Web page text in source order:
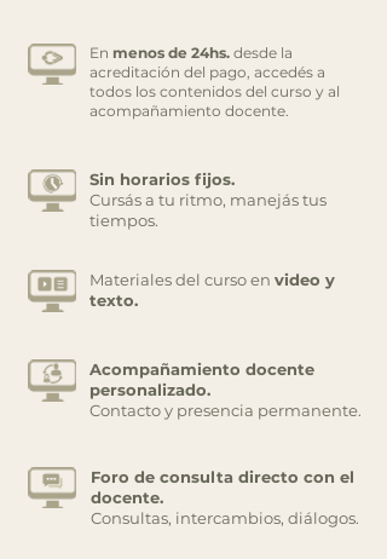
En menos de 24hs. desde la
acreditación del pago, accedés a
todos los contenidos del curso y al
acompañamiento docente.
Sin horarios fijos.
Cursás a tu ritmo, manejás tus
tiempos.
Materiales del curso en video y
texto.
Acompañamiento docente
personalizado.
Contacto y presencia permanente.
Foro de consulta directo con el
docente.
Consultas, intercambios, diálogos.